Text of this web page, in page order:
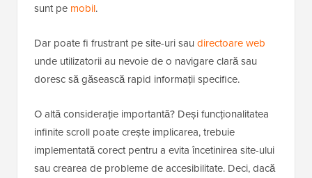
sunt pe mobil.
Dar poate fi frustrant pe site-uri sau directoare web
unde utilizatorii au nevoie de o navigare clară sau
doresc să găsească rapid informații specifice.
O altă considerație importantă? Deși funcționalitatea
infinite scroll poate crește implicarea, trebuie
implementată corect pentru a evita încetinirea site-ului
sau crearea de probleme de accesibilitate. Deci, dacă